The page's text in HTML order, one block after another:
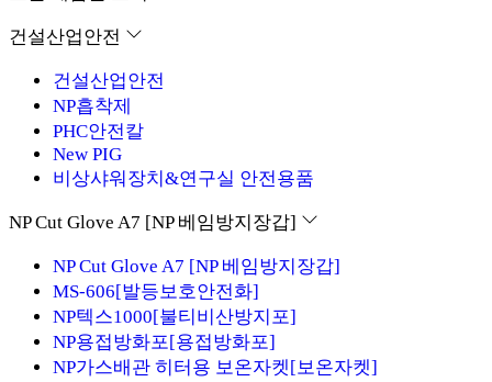
건설산업안전
건설산업안전
NP흡착제
PHC안전칼
New PIG
비상샤워장치&연구실 안전용품
NP Cut Glove A7 [NP 베임방지장갑]
NP Cut Glove A7 [NP 베임방지장갑]
MS-606[발등보호안전화]
NP텍스1000[불티비산방지포]
NP용접방화포[용접방화포]
NP가스배관 히터용 보온자켓[보온자켓]